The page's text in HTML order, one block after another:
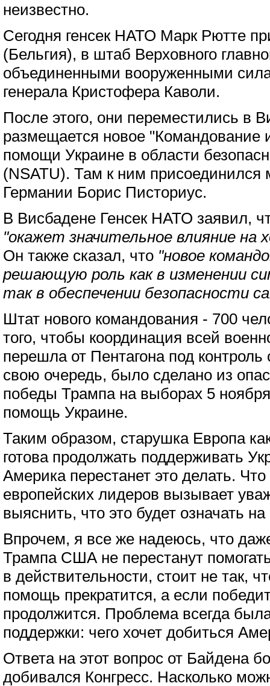
неизвестно.
Сегодня генсек НАТО Марк Рютте
(Бельгия), в штаб Верховного
объединенными вооруженными
генерала Кристофера Каволи.
После этого, они переместились в
размещается новое
помощи Украине в области
(NSATU). Там к ним присоединился
Германии Борис Писториус.
В Висбадене Генсек НАТО заявил,
"окажет значительное влияние на
Он также сказал, что "новое
решающую роль как в изменении
так в обеспечении безопасности
Штат нового командования - 700
того, чтобы координация всей
перешла от Пентагона под
свою очередь, было сделано из
победы Трампа на выборах 5
помощь Украине.
Таким образом, старушка Европа
готова продолжать поддерживать
Америка перестанет это делать.
европейских лидеров вызывает
выяснить, что это будет означать на
Впрочем, я все же надеюсь, что
Трампа США не перестанут
в действительности, стоит не так,
помощь прекратится, а если
продолжится. Проблема всегда
поддержки: чего хочет добиться
Ответа на этот вопрос от Байдена
добивался Конгресс. Насколько